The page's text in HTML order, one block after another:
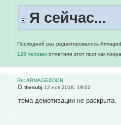
Я сейчас...
Последний раз редактировалось
126 человек отметили этот пост как
Re: ARMAGEDDON
thesubj 12 ноя 2018, 19:02
тема демотивации не раскрыта.